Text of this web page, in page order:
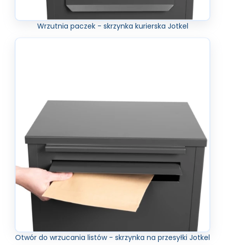
Wrzutnia paczek - skrzynka kurierska Jotkel
Otwór do wrzucania listów - skrzynka na przesyłki Jotkel